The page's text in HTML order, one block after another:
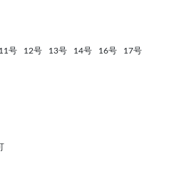
11号 12号 13号 14号 16号 17号